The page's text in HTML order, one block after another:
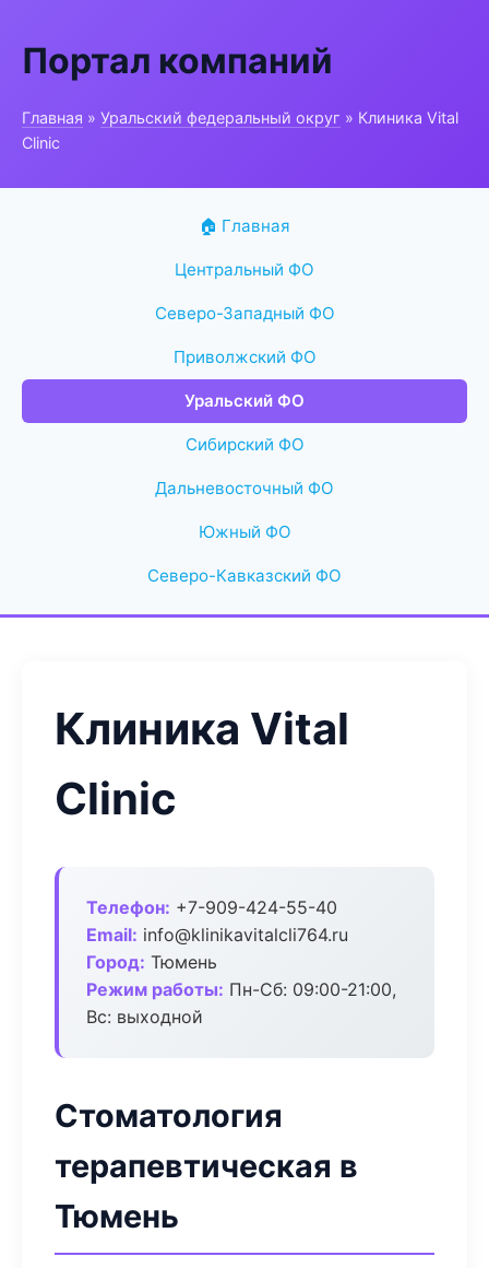
Портал компаний
Главная » Уральский федеральный округ » Клиника Vital
Clinic
🏠 Главная
Центральный ФО
Северо-Западный ФО
Приволжский ФО
Уральский ФО
Сибирский ФО
Дальневосточный ФО
Южный ФО
Северо-Кавказский ФО
Клиника Vital
Clinic
Телефон: +7-909-424-55-40
Email: info@klinikavitalcli764.ru
Город: Тюмень
Режим работы: Пн-Сб: 09:00-21:00,
Вс: выходной
Стоматология
терапевтическая в
Тюмень